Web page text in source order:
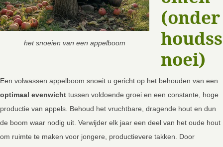
het snoeien van een appelboom
(onder
houdss
noei)
Een volwassen appelboom snoeit u gericht op het behouden van een
optimaal evenwicht tussen voldoende groei en een constante, hoge
productie van appels. Behoud het vruchtbare, dragende hout en dun
de boom waar nodig uit. Verwijder elk jaar een deel van het oude hout
om ruimte te maken voor jongere, productievere takken. Door